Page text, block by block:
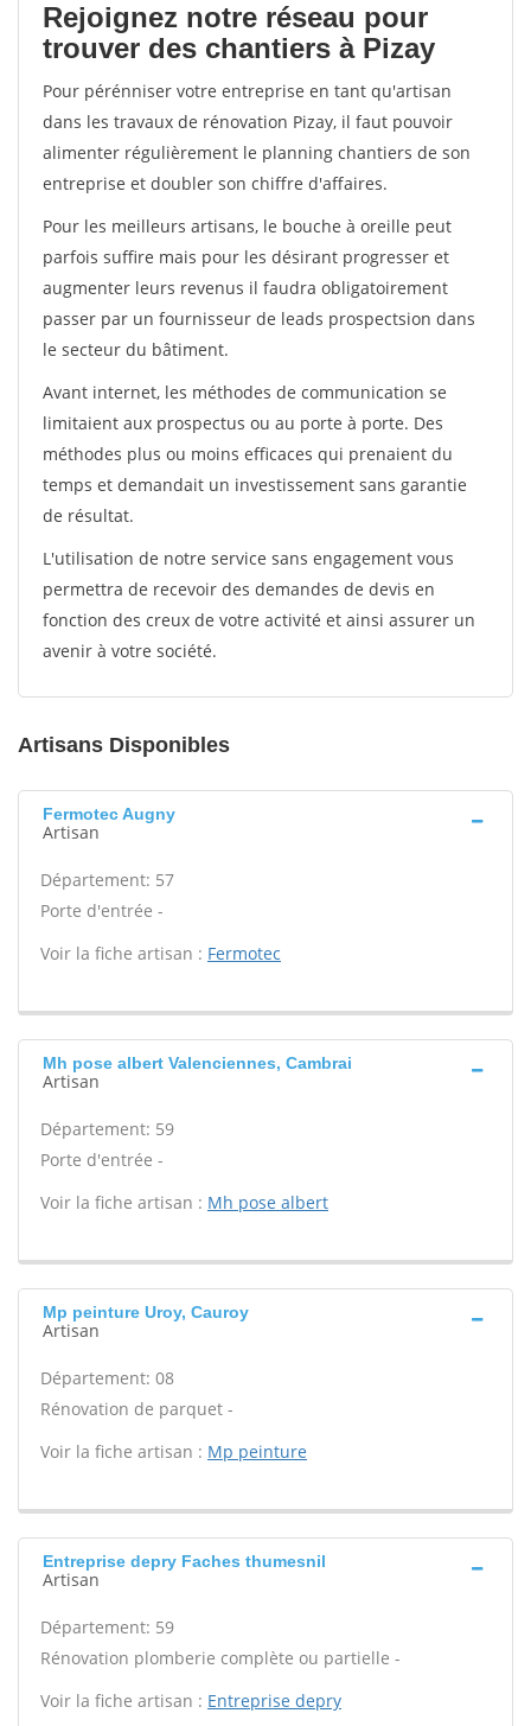
Rejoignez notre réseau pour
trouver des chantiers à Pizay
Pour pérénniser votre entreprise en tant qu'artisan
dans les travaux de rénovation Pizay, il faut pouvoir
alimenter régulièrement le planning chantiers de son
entreprise et doubler son chiffre d'affaires.
Pour les meilleurs artisans, le bouche à oreille peut
parfois suffire mais pour les désirant progresser et
augmenter leurs revenus il faudra obligatoirement
passer par un fournisseur de leads prospectsion dans
le secteur du bâtiment.
Avant internet, les méthodes de communication se
limitaient aux prospectus ou au porte à porte. Des
méthodes plus ou moins efficaces qui prenaient du
temps et demandait un investissement sans garantie
de résultat.
L'utilisation de notre service sans engagement vous
permettra de recevoir des demandes de devis en
fonction des creux de votre activité et ainsi assurer un
avenir à votre société.
Artisans Disponibles
Fermotec Augny
Artisan
Département: 57
Porte d'entrée -
Voir la fiche artisan : Fermotec
Mh pose albert Valenciennes, Cambrai
Artisan
Département: 59
Porte d'entrée -
Voir la fiche artisan : Mh pose albert
Mp peinture Uroy, Cauroy
Artisan
Département: 08
Rénovation de parquet -
Voir la fiche artisan : Mp peinture
Entreprise depry Faches thumesnil
Artisan
Département: 59
Rénovation plomberie complète ou partielle -
Voir la fiche artisan : Entreprise depry